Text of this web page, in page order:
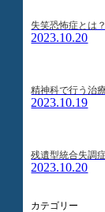
失笑恐怖症とは
2023.10.20
精神科で行う治
2023.10.19
残遺型統合失調
2023.10.20
カテゴリー